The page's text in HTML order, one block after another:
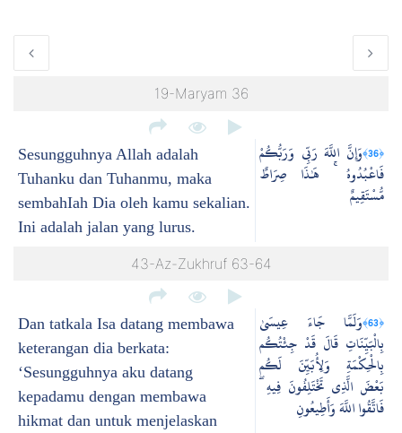
19-Maryam 36
Sesungguhnya Allah adalah
Tuhanku dan Tuhanmu, maka
sembahIah Dia oleh kamu sekalian.
Ini adalah jalan yang lurus.
﴿36﴾
وَإِنَّ اللَّهَ رَبِّي وَرَبُّكُمْ
فَاعْبُدُوهُ ۚ هَٰذَا صِرَاطٌ
مُّسْتَقِيمٌ
43-Az-Zukhruf 63-64
Dan tatkala Isa datang membawa
keterangan dia berkata:
‘Sesungguhnya aku datang
kepadamu dengan membawa
hikmat dan untuk menjelaskan
﴿63﴾
وَلَمَّا جَاءَ عِيسَىٰ
بِالْبَيِّنَاتِ قَالَ قَدْ جِئْتُكُم
بِالْحِكْمَةِ وَلِأُبَيِّنَ لَكُم
بَعْضَ الَّذِي تَخْتَلِفُونَ فِيهِ ۖ
فَاتَّقُوا اللَّهَ وَأَطِيعُونِ